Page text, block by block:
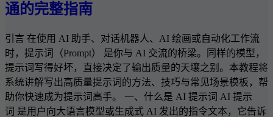
通的完整指南
引言 在使用 AI 助手、对话机器人、AI 绘画或自动化工作流
时，提示词（Prompt） 是你与 AI 交流的桥梁。同样的模型，
提示词写得好坏，直接决定了输出质量的天壤之别。本教程将
系统讲解写出高质量提示词的方法、技巧与常见场景模板，帮
助你快速成为提示词高手。 一、什么是 AI 提示词 AI 提示
词 是用户向大语言模型或生成式 AI 发出的指令文本，它告诉